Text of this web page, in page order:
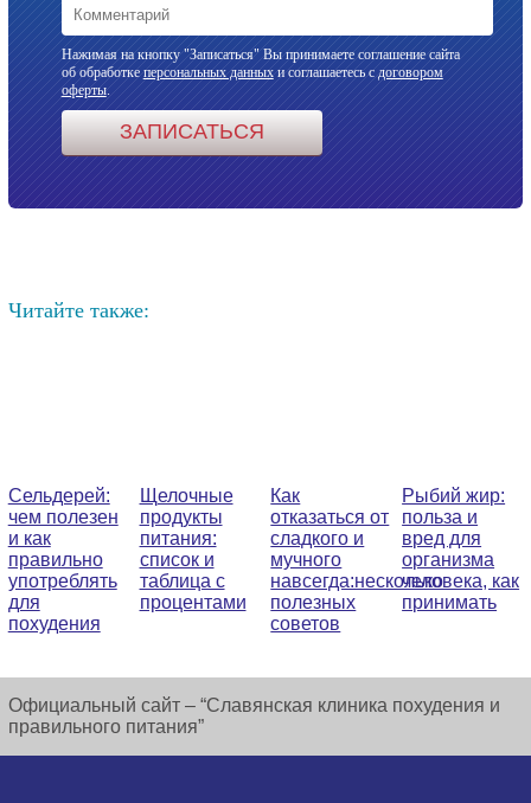
Нажимая на кнопку "Записаться" Вы принимаете соглашение сайта
об обработке персональных данныхи соглашаетесь с договором
оферты.
Читайте также:
Сельдерей:
чем полезен
и как
правильно
употреблять
для
похудения
Щелочные
продукты
питания:
список и
таблица с
процентами
Как
отказаться от
сладкого и
мучного
навсегда:несколько
полезных
советов
Рыбий жир:
польза и
вред для
организма
человека, как
принимать
Официальный сайт – “Славянская клиника похудения и
правильного питания”